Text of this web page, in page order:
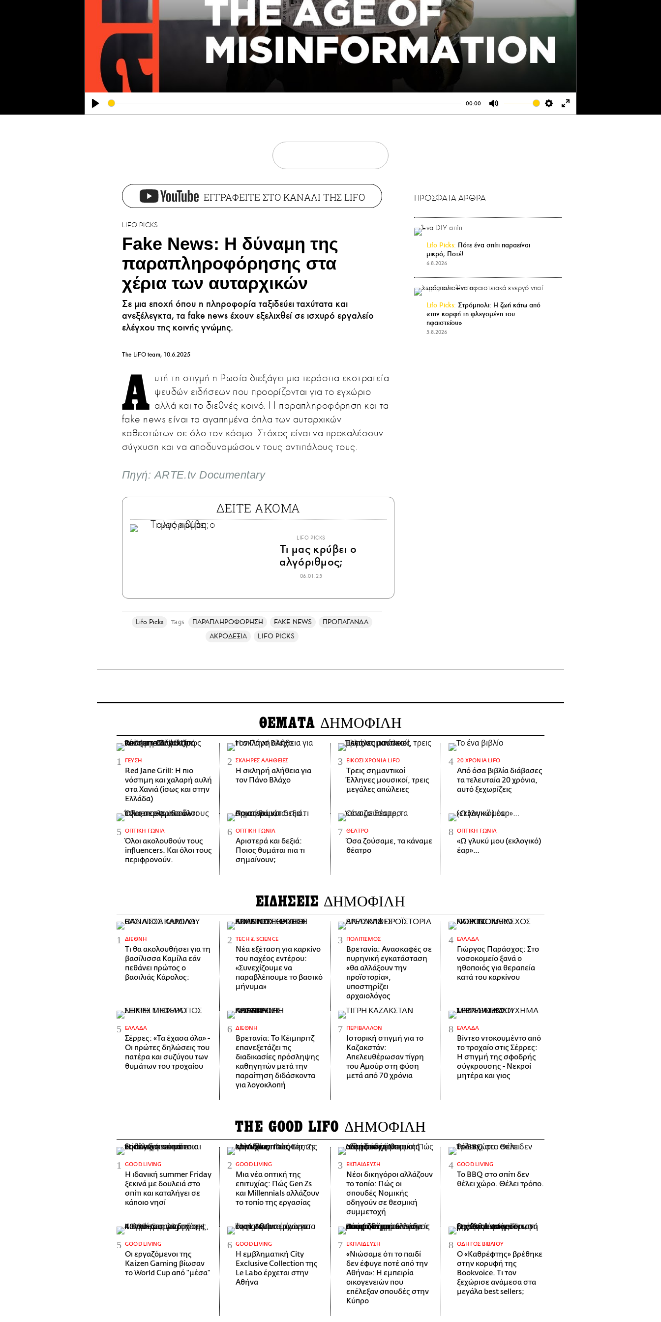
Play
00:00
Mute SettingsEnter
ΕΓΓΡΑΦΕΙΤΕ ΣΤΟ ΚΑΝΑΛΙ ΤΗΣ LIFO
LIFO PICKS
Fake News: Η δύναμη της
παραπληροφόρησης στα
χέρια των αυταρχικών
Σε μια εποχή όπου η πληροφορία ταξιδεύει ταχύτατα και
ανεξέλεγκτα, τα fake news έχουν εξελιχθεί σε ισχυρό εργαλείο
ελέγχου της κοινής γνώμης.
The LiFO team 10.6.2025
Α υτή τη στιγμή η Ρωσία διεξάγει μια τεράστια εκστρατεία
ψευδών ειδήσεων που προορίζονται για το εγχώριο
αλλά και το διεθνές κοινό. Η παραπληροφόρηση και τα
fake news είναι τα αγαπημένα όπλα των αυταρχικών
καθεστώτων σε όλο τον κόσμο. Στόχος είναι να προκαλέσουν
σύγχυση και να αποδυναμώσουν τους αντιπάλους τους.
Πηγή: ARTE.tv Documentary
ΔΕΙΤΕ ΑΚΟΜΑ
LIFO PICKS
Τι μας κρύβει ο
αλγόριθμος;
06.01.25
Lifo Picks Tags ΠΑΡΑΠΛΗΡΟΦΟΡΗΣΗ FAKE NEWS
ΠΡΟΠΑΓΑΝΔΑ
ΑΚΡΟΔΕΞΙΑ
LIFO PICKS
ΠΡΟΣΦΑΤΑ ΑΡΘΡΑ
Lifo Picks: Πότε ένα σπίτι παραείναι
μικρό; Ποτέ!
6.8.2026
Lifo Picks: Στρόμπολι: Η ζωή κάτω από
«την κορφή τη φλεγομένη του
ηφαιστείου»
5.8.2026
ΘΕΜΑΤΑ ΔΗΜΟΦΙΛΗ
ΓΕΎΣΗ
Red Jane Grill: Η πιο
νόστιμη και χαλαρή αυλή
στα Χανιά (ίσως και στην
Ελλάδα)
ΣΚΛΗΡΈΣ ΑΛΉΘΕΙΕΣ
H σκληρή αλήθεια για
τον Πάνο Βλάχο
ΕΊΚΟΣΙ ΧΡΌΝΙΑ LIFO
Tρεις σημαντικοί
Έλληνες μουσικοί, τρεις
μεγάλες απώλειες
20 ΧΡΌΝΙΑ LIFO
Από όσα βιβλία διάβασες
τα τελευταία 20 χρόνια,
αυτό ξεχωρίζεις
ΟΠΤΙΚΉ ΓΩΝΊΑ
Όλοι ακολουθούν τους
influencers. Και όλοι τους
περιφρονούν.
ΟΠΤΙΚΉ ΓΩΝΊΑ
Αριστερά και δεξιά:
Ποιος θυμάται πια τι
σημαίνουν;
ΘΈΑΤΡΟ
Όσα ζούσαμε, τα κάναμε
θέατρο
ΟΠΤΙΚΉ ΓΩΝΊΑ
«Ω γλυκύ μου (εκλογικό)
έαρ»…
ΕΙΔΗΣΕΙΣ ΔΗΜΟΦΙΛΗ
ΔΙΕΘΝΉ
Τι θα ακολουθήσει για τη
βασίλισσα Καμίλα εάν
πεθάνει πρώτος ο
βασιλιάς Κάρολος;
ΤECH & SCIENCE
Νέα εξέταση για καρκίνο
του παχέος εντέρου:
«Συνεχίζουμε να
παραβλέπουμε το βασικό
μήνυμα»
ΠΟΛΙΤΙΣΜΌΣ
Βρετανία: Ανασκαφές σε
πυρηνική εγκατάσταση
«θα αλλάξουν την
προϊστορία»,
υποστηρίζει
αρχαιολόγος
ΕΛΛΆΔΑ
Γιώργος Παράσχος: Στο
νοσοκομείο ξανά ο
ηθοποιός για θεραπεία
κατά του καρκίνου
ΕΛΛΆΔΑ
Σέρρες: «Τα έχασα όλα» -
Οι πρώτες δηλώσεις του
πατέρα και συζύγου των
θυμάτων του τροχαίου
ΔΙΕΘΝΉ
Βρετανία: Το Κέιμπριτζ
επανεξετάζει τις
διαδικασίες πρόσληψης
καθηγητών μετά την
παραίτηση διδάσκοντα
για λογοκλοπή
ΠΕΡΙΒΆΛΛΟΝ
Ιστορική στιγμή για το
Καζακστάν:
Απελευθέρωσαν τίγρη
του Αμούρ στη φύση
μετά από 70 χρόνια
ΕΛΛΆΔΑ
Βίντεο ντοκουμέντο από
το τροχαίο στις Σέρρες:
Η στιγμή της σφοδρής
σύγκρουσης - Νεκροί
μητέρα και γιος
THE GOOD LIFO ΔΗΜΟΦΙΛΗ
GOOD LIVING
Η ιδανική summer Friday
ξεκινά με δουλειά στο
σπίτι και καταλήγει σε
κάποιο νησί
GOOD LIVING
Μια νέα οπτική της
επιτυχίας: Πώς Gen Zs
και Millennials αλλάζουν
το τοπίο της εργασίας
ΕΚΠΑΊΔΕΥΣΗ
Νέοι δικηγόροι αλλάζουν
το τοπίο: Πώς οι
σπουδές Νομικής
οδηγούν σε θεσμική
συμμετοχή
GOOD LIVING
Το BBQ στο σπίτι δεν
θέλει χώρο. Θέλει τρόπο.
GOOD LIVING
Οι εργαζόμενοι της
Kaizen Gaming βίωσαν
το World Cup από "μέσα"
GOOD LIVING
Η εμβληματική City
Exclusive Collection της
Le Labo έρχεται στην
Αθήνα
ΕΚΠΑΊΔΕΥΣΗ
«Νιώσαμε ότι το παιδί
δεν έφυγε ποτέ από την
Αθήνα»: Η εμπειρία
οικογενειών που
επέλεξαν σπουδές στην
Κύπρο
ΟΔΗΓΌΣ ΒΙΒΛΊΟΥ
Ο «Καθρέφτης» βρέθηκε
στην κορυφή της
Bookvoice. Τι τον
ξεχώρισε ανάμεσα στα
μεγάλα best sellers;